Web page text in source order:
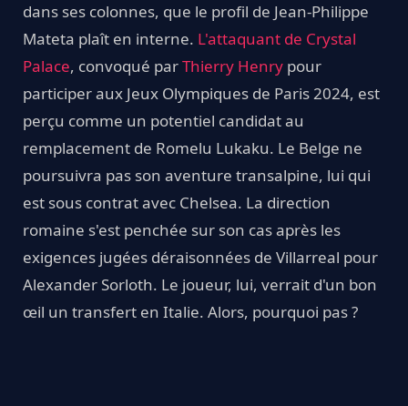
dans ses colonnes, que le profil de Jean-Philippe
Mateta plaît en interne. L'attaquant de Crystal
Palace, convoqué parThierry Henry pour
participer aux Jeux Olympiques de Paris 2024, est
perçu comme un potentiel candidat au
remplacement de Romelu Lukaku. Le Belge ne
poursuivra pas son aventure transalpine, lui qui
est sous contrat avec Chelsea. La direction
romaine s'est penchée sur son cas après les
exigences jugées déraisonnées de Villarreal pour
Alexander Sorloth. Le joueur, lui, verrait d'un bon
œil un transfert en Italie. Alors, pourquoi pas ?